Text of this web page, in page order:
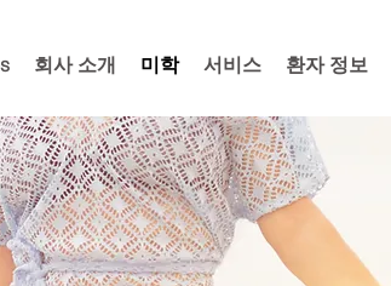
회사 소개 미학 서비스 환자 정보